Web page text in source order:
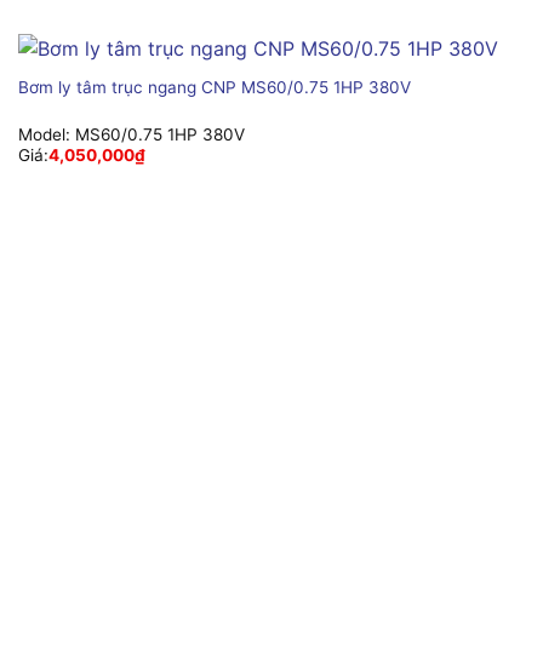
Bơm ly tâm trục ngang CNP MS60/0.75 1HP 380V
Model: MS60/0.75 1HP 380V
Giá:4,050,000₫